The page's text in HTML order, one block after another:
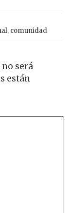
, comunidad
será
están